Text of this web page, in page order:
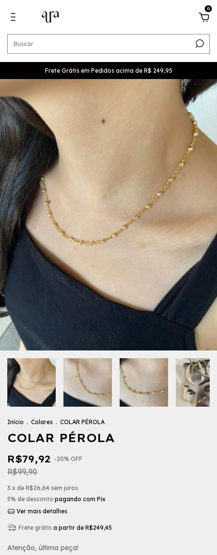
0
Frete Grátis em Pedidos acima de R$ 249,95
Início . Colares . COLAR PÉROLA
COLAR PÉROLA
R$79,92 -20% OFF
R$99,90
3 x de R$26,64 sem juros
5% de desconto pagando com Pix
Ver mais detalhes
Frete grátis a partir de R$249,45
Atenção, última peça!